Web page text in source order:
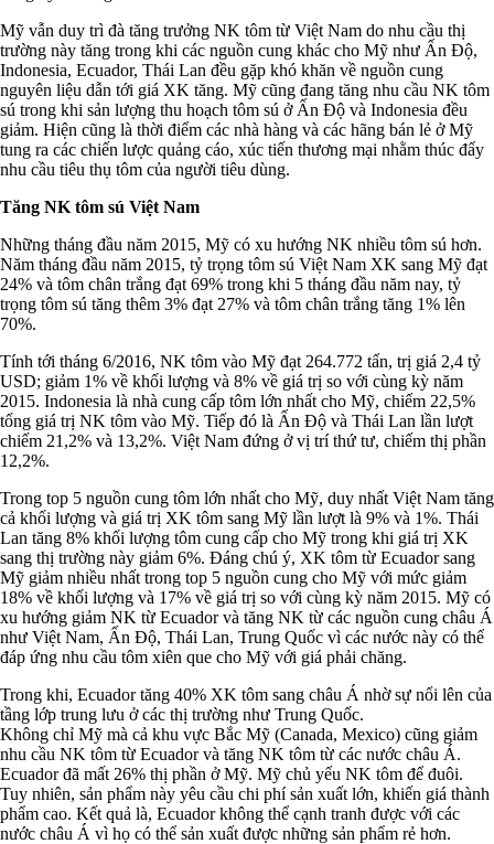
Mỹ vẫn duy trì đà tăng trưởng NK tôm từ Việt Nam do nhu cầu thị
trường này tăng trong khi các nguồn cung khác cho Mỹ như Ấn Độ,
Indonesia, Ecuador, Thái Lan đều gặp khó khăn về nguồn cung
nguyên liệu dẫn tới giá XK tăng. Mỹ cũng đang tăng nhu cầu NK tôm
sú trong khi sản lượng thu hoạch tôm sú ở Ấn Độ và Indonesia đều
giảm. Hiện cũng là thời điểm các nhà hàng và các hãng bán lẻ ở Mỹ
tung ra các chiến lược quảng cáo, xúc tiến thương mại nhằm thúc đẩy
nhu cầu tiêu thụ tôm của người tiêu dùng.
Tăng NK tôm sú Việt Nam
Những tháng đầu năm 2015, Mỹ có xu hướng NK nhiều tôm sú hơn.
Năm tháng đầu năm 2015, tỷ trọng tôm sú Việt Nam XK sang Mỹ đạt
24% và tôm chân trắng đạt 69% trong khi 5 tháng đầu năm nay, tỷ
trọng tôm sú tăng thêm 3% đạt 27% và tôm chân trắng tăng 1% lên
70%.
Tính tới tháng 6/2016, NK tôm vào Mỹ đạt 264.772 tấn, trị giá 2,4 tỷ
USD; giảm 1% về khối lượng và 8% về giá trị so với cùng kỳ năm
2015. Indonesia là nhà cung cấp tôm lớn nhất cho Mỹ, chiếm 22,5%
tổng giá trị NK tôm vào Mỹ. Tiếp đó là Ấn Độ và Thái Lan lần lượt
chiếm 21,2% và 13,2%. Việt Nam đứng ở vị trí thứ tư, chiếm thị phần
12,2%.
Trong top 5 nguồn cung tôm lớn nhất cho Mỹ, duy nhất Việt Nam tăng
cả khối lượng và giá trị XK tôm sang Mỹ lần lượt là 9% và 1%. Thái
Lan tăng 8% khối lượng tôm cung cấp cho Mỹ trong khi giá trị XK
sang thị trường này giảm 6%. Đáng chú ý, XK tôm từ Ecuador sang
Mỹ giảm nhiều nhất trong top 5 nguồn cung cho Mỹ với mức giảm
18% về khối lượng và 17% về giá trị so với cùng kỳ năm 2015. Mỹ có
xu hướng giảm NK từ Ecuador và tăng NK từ các nguồn cung châu Á
như Việt Nam, Ấn Độ, Thái Lan, Trung Quốc vì các nước này có thể
đáp ứng nhu cầu tôm xiên que cho Mỹ với giá phải chăng.
Trong khi, Ecuador tăng 40% XK tôm sang châu Á nhờ sự nổi lên của
tầng lớp trung lưu ở các thị trường như Trung Quốc.
Không chỉ Mỹ mà cả khu vực Bắc Mỹ (Canada, Mexico) cũng giảm
nhu cầu NK tôm từ Ecuador và tăng NK tôm từ các nước châu Á.
Ecuador đã mất 26% thị phần ở Mỹ. Mỹ chủ yếu NK tôm để đuôi.
Tuy nhiên, sản phẩm này yêu cầu chi phí sản xuất lớn, khiến giá thành
phẩm cao. Kết quả là, Ecuador không thể cạnh tranh được với các
nước châu Á vì họ có thể sản xuất được những sản phẩm rẻ hơn.